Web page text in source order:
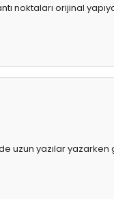
noktaları orijinal
uzun yazılar